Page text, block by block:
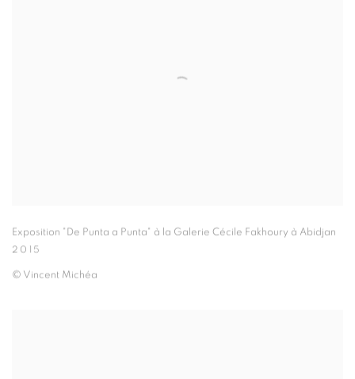
Exposition "De Punta a Punta" à la Galerie Cécile Fakhoury à Abidjan
2015
© Vincent Michéa